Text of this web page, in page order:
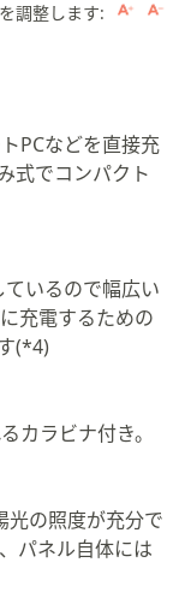
調整します:
PCなどを直接充
式でコンパクト
いるので幅広い
充電するための
(*4)
カラビナ付き。
の照度が充分で
パネル自体には